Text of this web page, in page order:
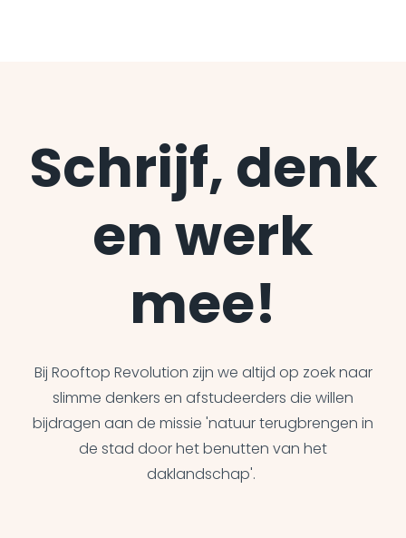
Schrijf, denk
en werk
mee!
Bij Rooftop Revolution zijn we altijd op zoek naar
slimme denkers en afstudeerders die willen
bijdragen aan de missie 'natuur terugbrengen in
de stad door het benutten van het
daklandschap'.